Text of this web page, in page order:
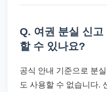
Q. 여권 분실 신
할 수 있나요?
공식 안내 기준으로 분
도 사용할 수 없습니다.